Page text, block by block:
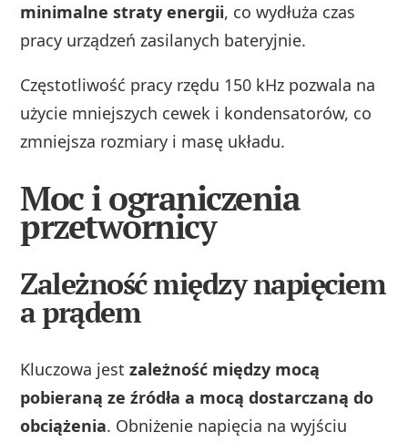
minimalne straty energii, co wydłuża czas
pracy urządzeń zasilanych bateryjnie.
Częstotliwość pracy rzędu 150 kHz pozwala na
użycie mniejszych cewek i kondensatorów, co
zmniejsza rozmiary i masę układu.
Moc i ograniczenia
przetwornicy
Zależność między napięciem
a prądem
Kluczowa jestzależność między mocą
pobieraną ze źródła a mocą dostarczaną do
obciążenia. Obniżenie napięcia na wyjściu